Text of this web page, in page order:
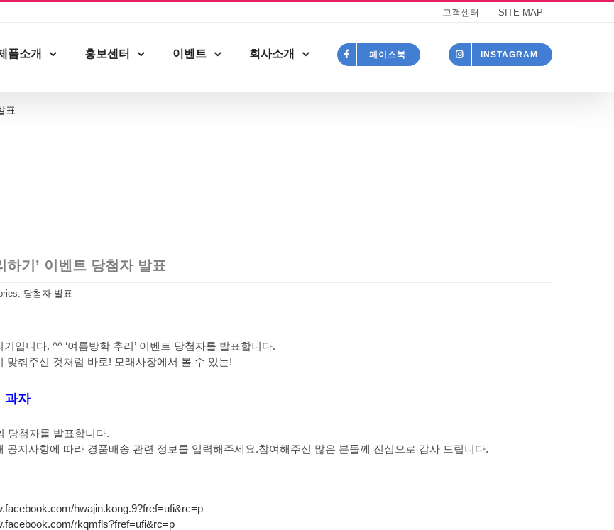
고객센터 SITE MAP
품소개 홍보센터 이벤트 회사소개 페이스북 INSTAGRAM
표
하기’ 이벤트 당첨자 발표
당첨자 발표
입니다. ^^ ‘여름방학 추리’ 이벤트 당첨자를 발표합니다.
맞춰주신 것처럼 바로! 모래사장에서 볼 수 있는!
과자
당첨자를 발표합니다.
공지사항에 따라 경품배송 관련 정보를 입력해주세요.참여해주신 많은 분들께 진심으로 감사 드립니다.
hwajin.kong.9?fref=ufi&rc=p
rkqmfls?fref=ufi&rc=p